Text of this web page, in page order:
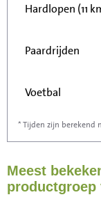
Hardlopen (11
Paardrijden
Voetbal
Stofzuigen
Strijken
* Tijden zijn berekend
Meest
productgroep